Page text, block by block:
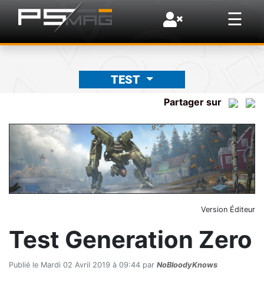
☰
×
TEST
Partager sur
Version Éditeur
Test Generation Zero
Publié le Mardi 02 Avril 2019 à 09:44 par NoBloodyKnows